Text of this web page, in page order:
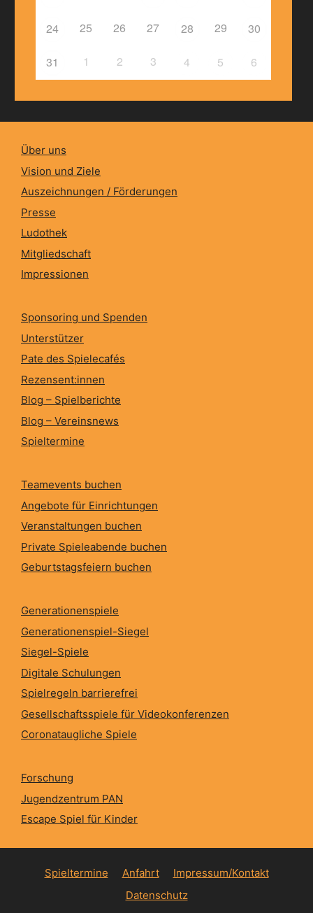
24 25 26 27 28 29 30
31 1 2 3 4 5 6
Über uns
Vision und Ziele
Auszeichnungen / Förderungen
Presse
Ludothek
Mitgliedschaft
Impressionen
Sponsoring und Spenden
Unterstützer
Pate des Spielecafés
Rezensent:innen
Blog – Spielberichte
Blog – Vereinsnews
Spieltermine
Teamevents buchen
Angebote für Einrichtungen
Veranstaltungen buchen
Private Spieleabende buchen
Geburtstagsfeiern buchen
Generationenspiele
Generationenspiel-Siegel
Siegel-Spiele
Digitale Schulungen
Spielregeln barrierefrei
Gesellschaftsspiele für Videokonferenzen
Coronataugliche Spiele
Forschung
Jugendzentrum PAN
Escape Spiel für Kinder
Spieltermine Anfahrt
Impressum/Kontakt
Datenschutz